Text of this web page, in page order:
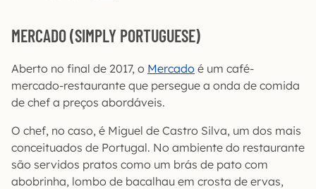
MERCADO (SIMPLY PORTUGUESE)
Aberto no final de 2017, o Mercado é um café-
mercado-restaurante que persegue a onda de comida
de chef a preços abordáveis.
O chef, no caso, é Miguel de Castro Silva, um dos mais
conceituados de Portugal. No ambiente do restaurante
são servidos pratos como um brás de pato com
abobrinha, lombo de bacalhau em crosta de ervas,